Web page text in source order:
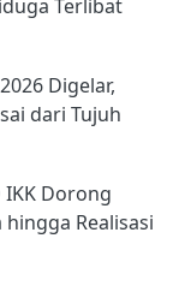
Terlibat
Sopir
Digelar,
dari Tujuh
IKK Dorong
Realisasi